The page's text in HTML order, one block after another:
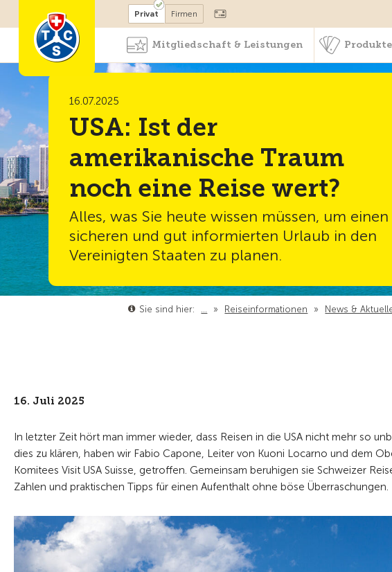
Mitglied werden
Privat Firmen
Mitgliedschaft & Leistungen Produkte
16.07.2025
USA: Ist der
amerikanische Traum
noch eine Reise wert?
Alles, was Sie heute wissen müssen, um einen
sicheren und gut informierten Urlaub in den
Vereinigten Staaten zu planen.
Sie sind hier: … » Reiseinformationen » News &
16. Juli 2025
In letzter Zeit hört man immer wieder, dass Reisen in die USA nicht mehr so
dies zu klären, haben wir Fabio Capone, Leiter von Kuoni Locarno und dem
Komitees Visit USA Suisse, getroffen. Gemeinsam beruhigen sie Schweizer
Zahlen und praktischen Tipps für einen Aufenthalt ohne böse Überraschungen.